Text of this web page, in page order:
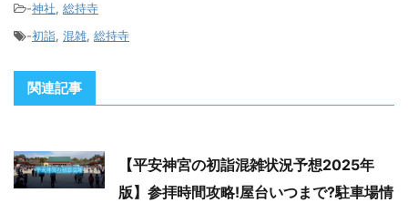
-神社, 総持寺
-初詣, 混雑, 総持寺
関連記事
【平安神宮の初詣混雑状況予想2025年
版】参拝時間攻略!屋台いつまで?駐車場情